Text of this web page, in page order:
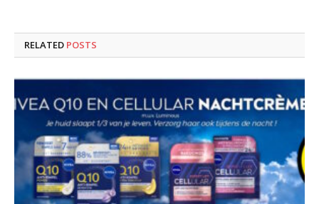
RELATED POSTS